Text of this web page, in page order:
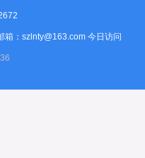
箱：szlnty@163.com 今日访问